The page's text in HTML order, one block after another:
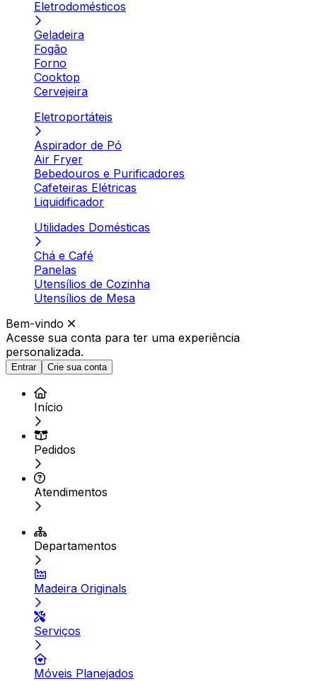
Eletrodomésticos
Geladeira
Fogão
Forno
Cooktop
Cervejeira
Eletroportáteis
Aspirador de Pó
Air Fryer
Bebedouros e Purificadores
Cafeteiras Elétricas
Liquidificador
Utilidades Domésticas
Chá e Café
Panelas
Utensílios de Cozinha
Utensílios de Mesa
Bem-vindo
Acesse sua conta para ter uma experiência
personalizada.
Entrar Crie sua conta
Início
Pedidos
Atendimentos
Departamentos
Madeira Originals
Serviços
Móveis Planejados